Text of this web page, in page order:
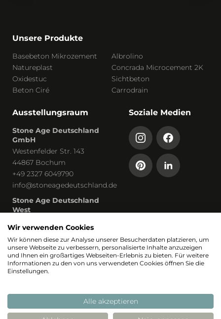
Unsere Produkte
Basebeton Mikrozement
Albrolino
Natureplast
Concrada Microcement 2K
Oxidestuc
Sichtbeton
Beton Ciré
Carrodrain
Ausstellungsraum
Stone Age Deutschland
GmbH
Westenfelder Str. 143
44867 Bochum
+49 2327 6049790
info@stoneagedeutschland.de
Stone Age Deutschland
West
53819 Neunkirchen-Seelscheid
Soziale Medien
Teil von
Wir verwenden Cookies
Wir können diese zur Analyse unserer Besucherdaten platzieren, um
unsere Webseite zu verbessern, personalisierte Inhalte anzuzeigen
und Ihnen ein großartiges Webseiten-Erlebnis zu bieten. Für weitere
Informationen zu den von uns verwendeten Cookies öffnen Sie die
Einstellungen.
Alle akzeptieren